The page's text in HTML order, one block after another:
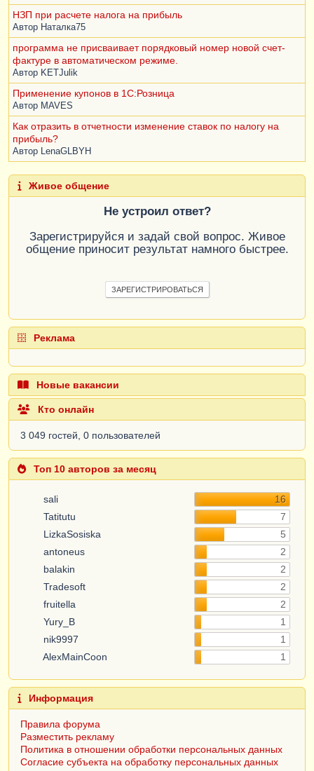
НЗП при расчете налога на прибыль
Автор Наталка75
программа не присваивает порядковый номер новой счет-
фактуре в автоматическом режиме.
Автор KETJulik
Применение купонов в 1С:Розница
Автор MAVES
Как отразить в отчетности изменение ставок по налогу на
прибыль?
Автор LenaGLBYH
Живое общение
Не устроил ответ?
Зарегистрируйся и задай свой вопрос. Живое
общение приносит результат намного быстрее.
ЗАРЕГИСТРИРОВАТЬСЯ
Реклама
Новые вакансии
Кто онлайн
3 049 гостей, 0 пользователей
Топ 10 авторов за месяц
sali
16
Tatitutu
7
LizkaSosiska
5
antoneus
2
balakin
2
Tradesoft
2
fruitella
2
Yury_B
1
nik9997
1
AlexMainCoon
1
Информация
Правила форума
Разместить рекламу
Политика в отношении обработки персональных данных
Согласие субъекта на обработку персональных данных